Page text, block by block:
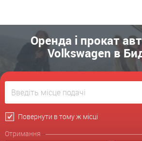
Оренда і прокат
Volkswagen в
Повернути в тому ж місці
Отримання